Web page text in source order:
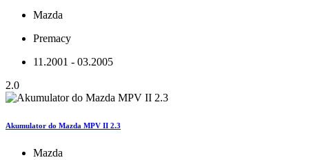
Mazda
Premacy
11.2001 - 03.2005
2.0
Akumulator do Mazda MPV II 2.3
Mazda